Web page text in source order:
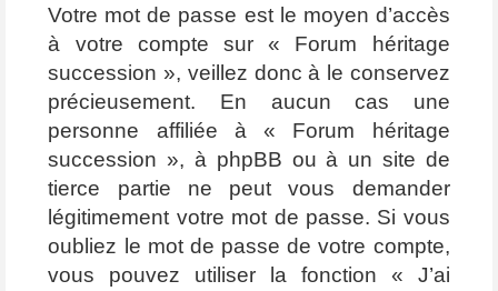
Votre mot de passe est le moyen d’accès
à votre compte sur « Forum héritage
succession », veillez donc à le conservez
précieusement. En aucun cas une
personne affiliée à « Forum héritage
succession », à phpBB ou à un site de
tierce partie ne peut vous demander
légitimement votre mot de passe. Si vous
oubliez le mot de passe de votre compte,
vous pouvez utiliser la fonction « J’ai